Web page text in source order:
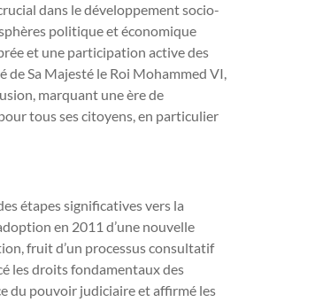
dans le développement socio-
politique et économique
et une participation active des
de Sa Majesté le Roi Mohammed VI,
marquant une ère de
tous ses citoyens, en particulier
étapes significatives vers la
en 2011 d’une nouvelle
fruit d’un processus consultatif
les droits fondamentaux des
du pouvoir judiciaire et affirmé les